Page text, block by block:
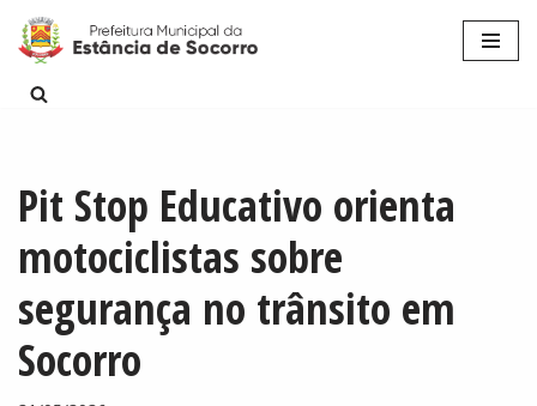
Pular
para
Pit Stop Educativo orienta
motociclistas sobre
segurança no trânsito em
Socorro